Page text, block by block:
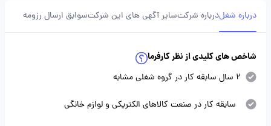
درباره شغلدرباره شرکتسایر آگهی های این شرکتسوابق ارسال رزومه
شاخص های کلیدی از نظر کارفرما
2 سال سابقه کار در گروه شغلی مشابه
سابقه کار در صنعت کالاهای الکتریکی و لوازم خانگی